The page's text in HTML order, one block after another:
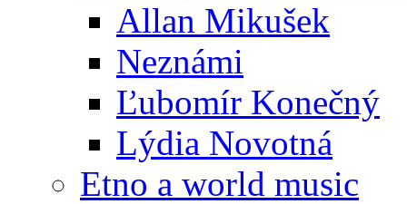
Allan Mikušek
Neznámi
Ľubomír Konečný
Lýdia Novotná
Etno a world music